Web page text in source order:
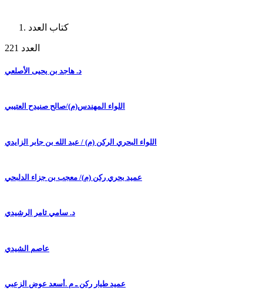
كتاب العدد
العدد 221
د. هاجد بن يحيى الأصلعي
اللواء المهندس(م)/صالح صنيدح العتيبي
اللواء البحري الركن (م) / عبد الله بن جابر الزايدي
عميد بحري ركن (م)/ معجب بن جزاء الدلبحي
د. سامي ثامر الرشيدي
عاصم الشيدي
عميد طيار ركن ـ م .أسعد عوض الزعبي